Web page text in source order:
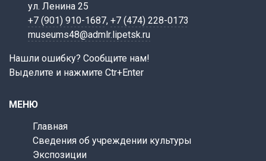
ул. Ленина 25
+7 (901) 910-1687, +7 (474) 228-0173
museums48@admlr.lipetsk.ru
Нашли ошибку? Сообщите нам!
Выделите и нажмите Ctr+Enter
МЕНЮ
Главная
Сведения об учреждении культуры
Экспозиции